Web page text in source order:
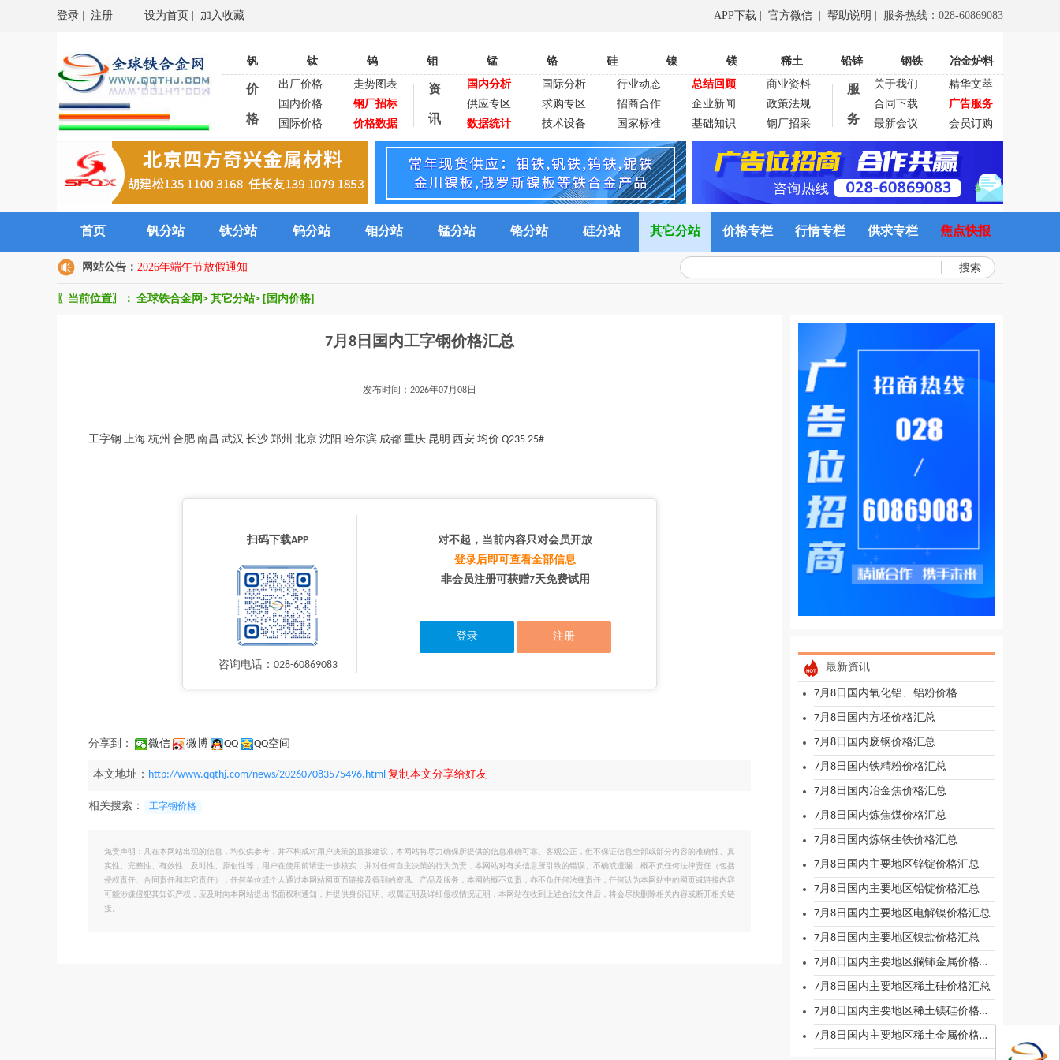
登录 注册 设为首页 加入收藏 APP下载 官方微信 帮助说明 | 服务热线：028-60869083
钒 钛 钨 钼 锰 铬 硅 镍 镁 稀土 铅锌 钢铁 冶金炉料
价
格
出厂价格
走势图表
国内价格
钢厂招标
国际价格
价格数据
资
讯
国内分析 国际分析 行业动态 总结回顾
商业资料
供应专区
求购专区 招商合作 企业新闻
政策法规
数据统计
技术设备 国家标准 基础知识 钢厂招采
服
务
关于我们
精华文萃
合同下载
广告服务
最新会议
会员订购
首页 钒分站 钛分站 钨分站 钼分站 锰分站 铬分站 硅分站 其它分站 价格专栏 行情专栏 供求专栏 焦点快报
网站公告： 2026年端午节放假通知 搜索
〖当前位置〗： 全球铁合金网 > 其它分站> [国内价格]
7月8日国内工字钢价格汇总
发布时间：2026年07月08日
工字钢 上海 杭州 合肥 南昌 武汉 长沙 郑州 北京 沈阳 哈尔滨 成都 重庆 昆明 西安 均价 Q235 25#
扫码下载APP
咨询电话：028-60869083
对不起，当前内容只对会员开放
登录后即可查看全部信息
非会员注册可获赠7天免费试用
登录 注册
分享到： 微信 微博 QQ QQ空间
本文地址： http://www.qqthj.com/news/202607083575496.html 复制本文分享给好友
相关搜索： 工字钢价格
免责声明：凡在本网站出现的信息，均仅供参考，并不构成对用户决策的直接建议，本网站将尽力确保所提供的信息准确可靠、客观公正，但不保证信息全部或部分内容的准确性、真
实性、完整性、有效性、及时性、原创性等，用户在使用前请进一步核实，并对任何自主决策的行为负责，本网站对有关信息所引致的错误、不确或遗漏，概不负任何法律责任（包括
侵权责任、合同责任和其它责任）；任何单位或个人通过本网站网页而链接及得到的资讯、产品及服务，本网站概不负责，亦不负任何法律责任；任何认为本网站中的网页或链接内容
可能涉嫌侵犯其知识产权，应及时向本网站提出书面权利通知，并提供身份证明、权属证明及详细侵权情况证明，本网站在收到上述合法文件后，将会尽快删除相关内容或断开相关链
接。
最新资讯
7月8日国内氧化铝、铝粉价格
7月8日国内方坯价格汇总
7月8日国内废钢价格汇总
7月8日国内铁精粉价格汇总
7月8日国内冶金焦价格汇总
7月8日国内炼焦煤价格汇总
7月8日国内炼钢生铁价格汇总
7月8日国内主要地区锌锭价格汇总
7月8日国内主要地区铅锭价格汇总
7月8日国内主要地区电解镍价格汇总
7月8日国内主要地区镍盐价格汇总
7月8日国内主要地区鑭铈金属价格汇总
7月8日国内主要地区稀土硅价格汇总
7月8日国内主要地区稀土镁硅价格汇总
7月8日国内主要地区稀土金属价格汇总